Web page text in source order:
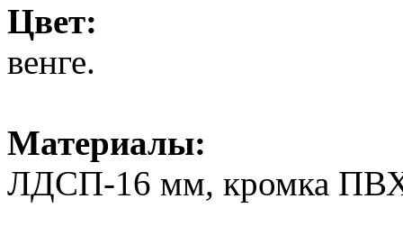
Цвет:
венге.
Материалы:
ЛДСП-16 мм, кромка